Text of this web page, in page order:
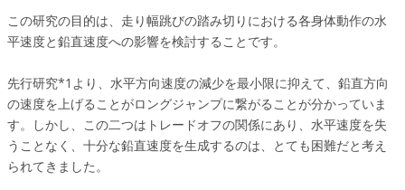
この研究の目的は、走り幅跳びの踏み切りにおける各身体動作の水
平速度と鉛直速度への影響を検討することです。
先行研究*1より、水平方向速度の減少を最小限に抑えて、鉛直方向
の速度を上げることがロングジャンプに繋がることが分かっていま
す。しかし、この二つはトレードオフの関係にあり、水平速度を失
うことなく、十分な鉛直速度を生成するのは、とても困難だと考え
られてきました。